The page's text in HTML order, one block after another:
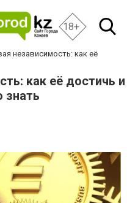
18+
независимость: как её
как её достичь и
знать